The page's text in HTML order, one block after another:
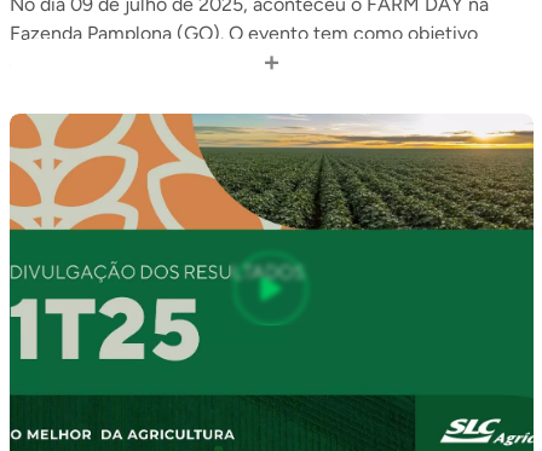
Fazenda Pamplona (GO). O evento tem como objetivo
aproximar investidores, analistas e parceiros da realidade do
Confira!
+